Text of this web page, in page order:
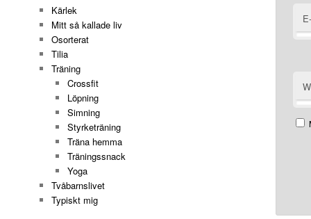
Kärlek
Mitt så kallade liv
Osorterat
Tilia
Träning
Crossfit
Löpning
Simning
Styrketräning
Träna hemma
Träningssnack
Yoga
Tvåbarnslivet
Typiskt mig